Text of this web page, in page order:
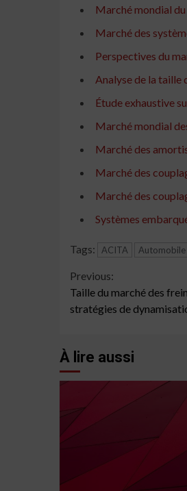
Marché mondial
Marché des
Perspectives du
Analyse de la
Étude exhaustive
Marché mondial
Marché des
Marché des
Marché des
Systèmes
Tags: ACITA Automobile
Continue
Reading
Previous:
Taille du marché des
stratégies de
À lire aussi